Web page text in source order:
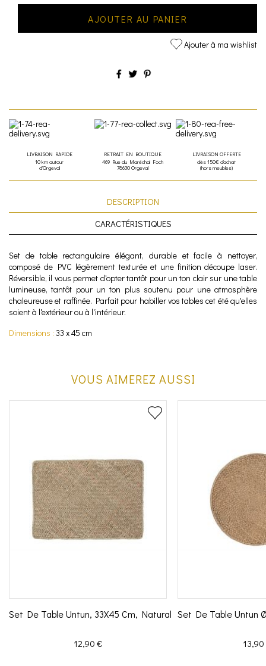
AJOUTER AU PANIER
Ajouter à ma wishlist
LIVRAISON RAPIDE
10 km autour
d'Orgeval
RETRAIT EN BOUTIQUE
469 Rue du Maréchal Foch
78630 Orgeval
LIVRAISON OFFERTE
dès 150€ d'achat
(hors meubles)
DESCRIPTION
CARACTÉRISTIQUES
Set de table rectangulaire élégant, durable et facile à nettoyer,
composé de PVC légèrement texturée et une finition découpe laser.
Réversible, il vous permet d'opter tantôt pour un ton clair sur une table
lumineuse, tantôt pour un ton plus soutenu pour une atmosphère
chaleureuse et raffinée. Parfait pour habiller vos tables cet été qu'elles
soient à l'extérieur ou à l'intérieur.
Dimensions : 33 x 45 cm
VOUS AIMEREZ AUSSI
Set De Table Untun, 33X45 Cm, Natural
Prix
12,90 €
Set De Table Untun
Prix